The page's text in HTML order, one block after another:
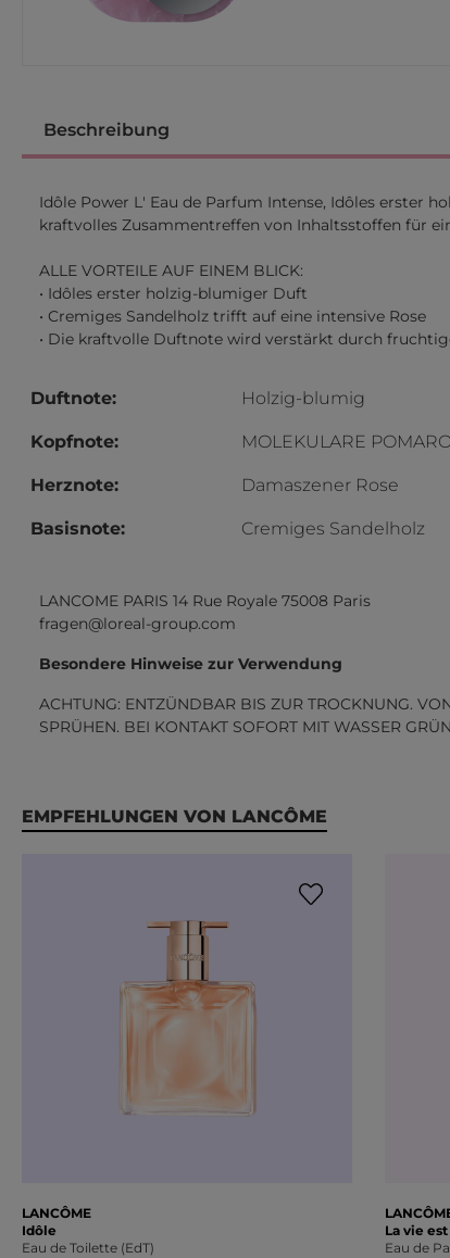
Beschreibung
Idôle Power L' Eau de Parfum Intense, Idôles erster
kraftvolles Zusammentreffen von Inhaltsstoffen für
ALLE VORTEILE AUF EINEM BLICK:
• Idôles erster holzig-blumiger Duft
• Cremiges Sandelholz trifft auf eine intensive Rose
• Die kraftvolle Duftnote wird verstärkt durch
Duftnote: Holzig-blumig
Kopfnote: MOLEKULARE
Herznote: Damaszener Rose
Basisnote: Cremiges Sandelholz
LANCOME PARIS 14 Rue Royale 75008 Paris
fragen@loreal-group.com
Besondere Hinweise zur Verwendung
ACHTUNG: ENTZÜNDBAR BIS ZUR TROCKNUNG.
SPRÜHEN. BEI KONTAKT SOFORT MIT WASSER
Produktgalerie überspringen
EMPFEHLUNGEN VON LANCÔME
LANCÔME
Idôle
Eau de Toilette (EdT)
La vie
Eau de